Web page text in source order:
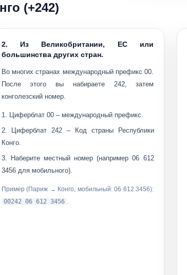
(+242)
2. Из Великобритании, ЕС или
большинства других стран.
Во многих странах международный префикс00.
После этого вы набираете 242, затем
конголезский номер.
Циферблат 00– международный префикс.
Циферблат242 – Код страны Республики
Конго.
Наберите местный номер (например06 612
3456для мобильного).
Пример (Париж → Конго, мобильный: 06 612 3456):
00242 06 612 3456 .